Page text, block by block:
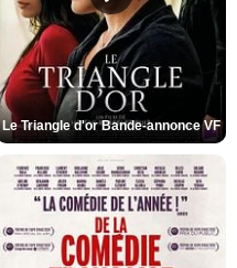
Le Triangle d'or Bande-annonce VF